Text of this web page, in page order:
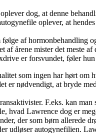
dog, at denne
oplever, at
af hormonbehandling
årene mister det meste af
er forsvundet, føler
som ingen har hørt om
er nødvendigt, at bryde
F.eks. kan man
hvad Lawrence dog er
der som børn allerede
udløser autogynefilien.